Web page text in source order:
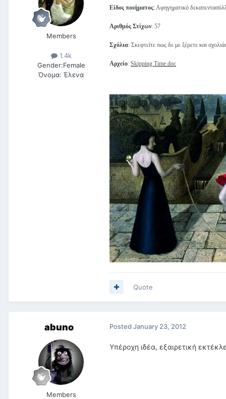
Members
1.4k
Gender:Female
Όνομα: Έλενα
Είδος ποιήματος: Αφηγηματικό
Αριθμός Στίχων: 57
Σχόλια: Σκεφτείτε πως δε με ξέρετε και
Αρχείο: Skipping Time.doc
Quote
abuno
Members
Posted January 23, 2012
Υπέροχη ιδέα, εξαιρετική